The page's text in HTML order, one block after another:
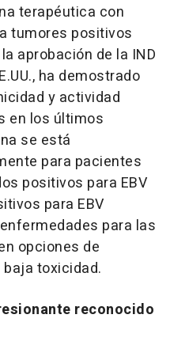
terapéutica con
tumores positivos
aprobación de la IND
ha demostrado
y actividad
en los últimos
se está
para pacientes
positivos para EBV
para EBV
para las
opciones de
toxicidad.
reconocido